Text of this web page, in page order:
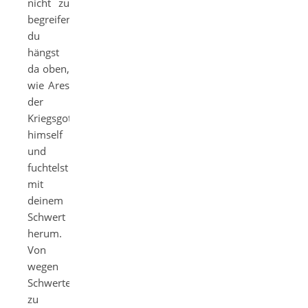
nicht zu
begreifen,
du
hängst
da oben,
wie Ares
der
Kriegsgott
himself
und
fuchtelst
mit
deinem
Schwert
herum.
Von
wegen
Schwerter
zu